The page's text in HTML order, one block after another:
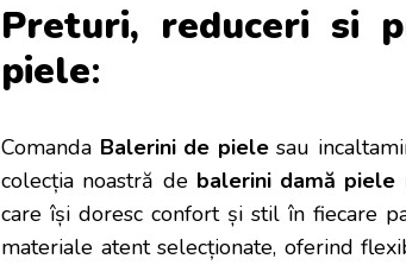
Preturi, reduceri si
piele:
Comanda Balerini de pielesau
colecția noastră de balerini damă piele
care își doresc confort și stil în fiecare
materiale atent selecționate, oferind